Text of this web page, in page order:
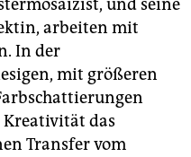
und seine
arbeiten mit
In der
mit größeren
Kreativität das
Transfer vom